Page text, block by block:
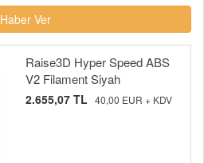
Haber Ver
Raise3D Hyper Speed ABS
V2 Filament Siyah
2.655,07 TL 40,00 EUR + KDV